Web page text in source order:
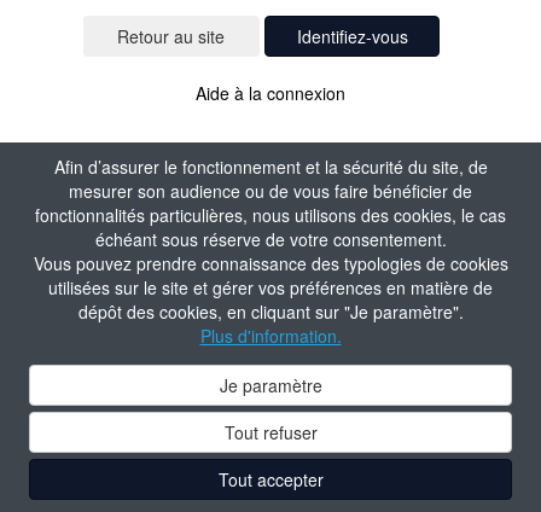
Afin d’assurer le fonctionnement et la sécurité du site, de
mesurer son audience ou de vous faire bénéficier de
fonctionnalités particulières, nous utilisons des cookies, le cas
échéant sous réserve de votre consentement.
Vous pouvez prendre connaissance des typologies de cookies
utilisées sur le site et gérer vos préférences en matière de
dépôt des cookies, en cliquant sur "Je paramètre".
Plus d'information.
Je paramètre
Tout refuser
Tout accepter
Identifiez-vous
Aide à la connexion